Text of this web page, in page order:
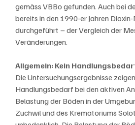
gemäss VBBo gefunden. Auch bei
bereits in den 1990-er Jahren
durchgeführt – der Vergleich der
Veränderungen.
Allgemein: Kein
Die Untersuchungsergebnisse
Handlungsbedarf bei den aktiven
Belastung der Böden in der
Zuchwil und des Krematoriums